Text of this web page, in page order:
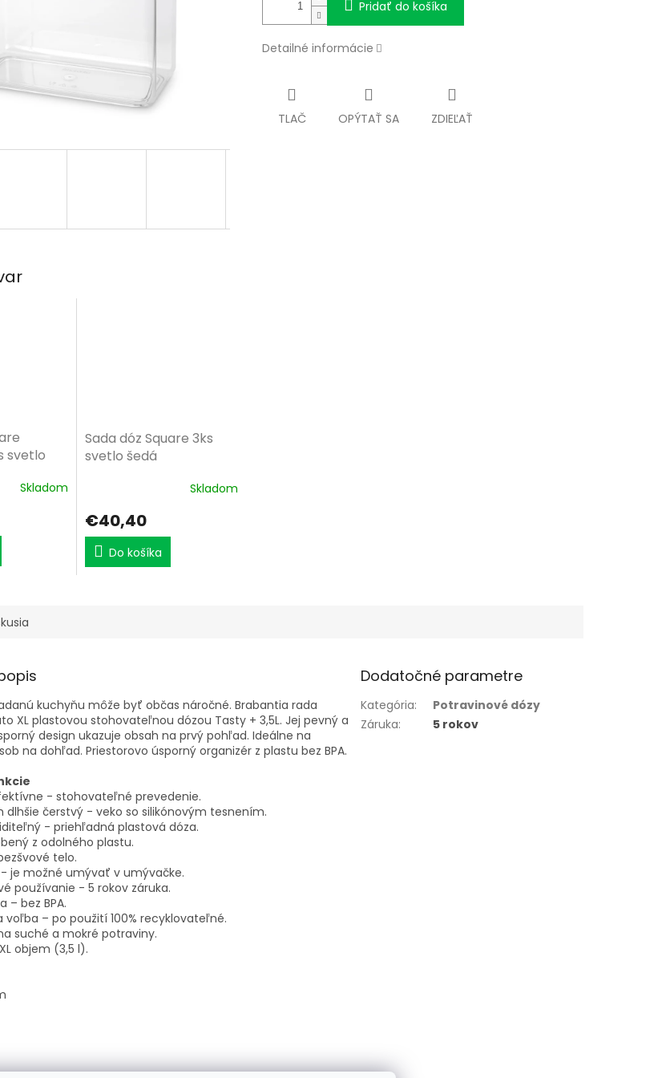
Pridať do košíka
Detailné informácie
TLAČ OPÝTAŤ SA ZDIEĽAŤ
svetlo
Skladom
Sada dóz Square 3ks
svetlo šedá
Skladom
€40,40
Do košíka
kuchyňu môže byť občas náročné. Brabantia rada
XL plastovou stohovateľnou dózou Tasty + 3,5L. Jej pevný a
design ukazuje obsah na prvý pohľad. Ideálne na
na dohľad. Priestorovo úsporný organizér z plastu bez BPA.
- stohovateľné prevedenie.
dlhšie čerstvý - veko so silikónovým tesnením.
- priehľadná plastová dóza.
z odolného plastu.
telo.
- je možné umývať v umývačke.
používanie - 5 rokov záruka.
– bez BPA.
voľba – po použití 100% recyklovateľné.
suché a mokré potraviny.
objem (3,5 l).
Dodatočné parametre
Kategória:
Potravinové dózy
Záruka: 5 rokov